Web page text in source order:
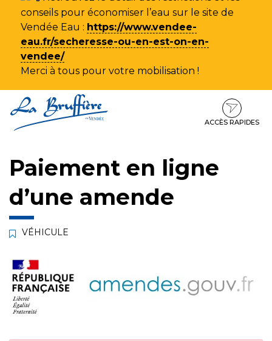
conseils pour économiser l’eau sur le site de
Vendée Eau : https://www.vendee-
eau.fr/secheresse-ou-en-est-on-en-
vendee/
Merci à tous pour votre mobilisation !
au
contenu
au
ACCÈS RAPIDES
Paiement en ligne
d’une amende
VÉHICULE